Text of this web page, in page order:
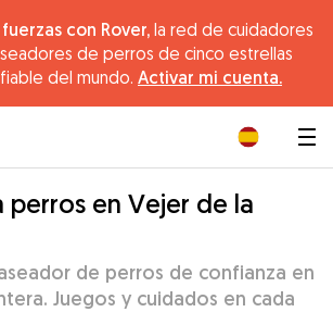
con Rover, la red de cuidadores
de perros de cinco estrellas
del mundo. Activar mi cuenta.
perros en Vejer de la
de perros de confianza en
Juegos y cuidados en cada